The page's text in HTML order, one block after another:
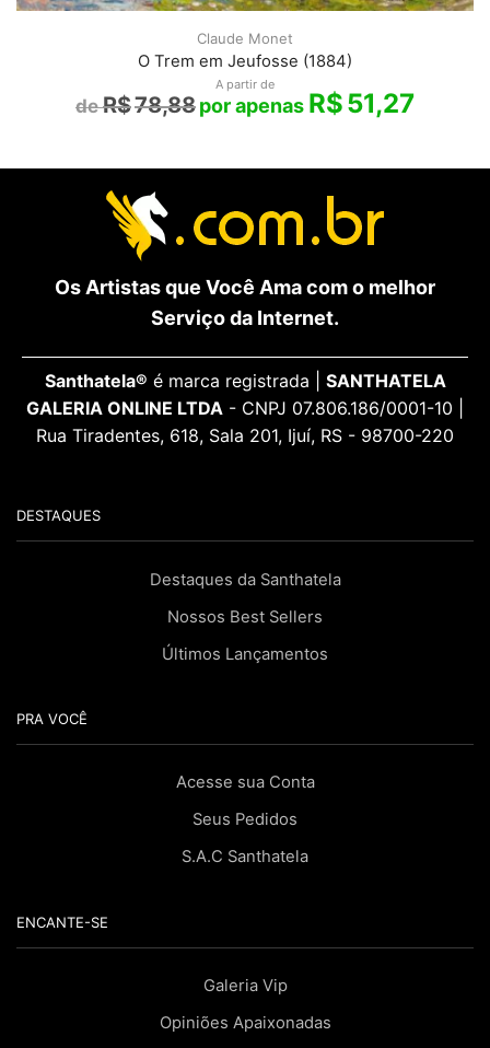
Claude Monet
O Trem em Jeufosse (1884)
A partir de
R$78,88 R$51,27
Os Artistas que Você Ama com o melhor
Serviço da Internet.
Santhatela® é marca registrada | SANTHATELA
GALERIA ONLINE LTDA - CNPJ 07.806.186/0001-10 |
Rua Tiradentes, 618, Sala 201, Ijuí, RS - 98700-220
DESTAQUES
Destaques da Santhatela
Nossos Best Sellers
Últimos Lançamentos
PRA VOCÊ
Acesse sua Conta
Seus Pedidos
S.A.C Santhatela
ENCANTE-SE
Galeria Vip
Opiniões Apaixonadas